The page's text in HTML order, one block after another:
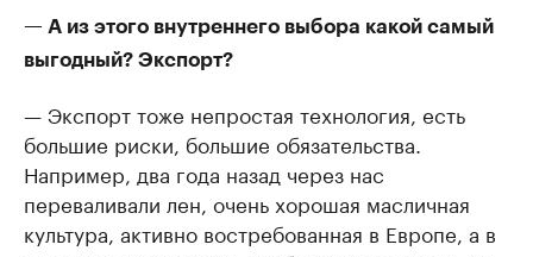
— А из этого внутреннего выбора какой самый
выгодный? Экспорт?
— Экспорт тоже непростая технология, есть
большие риски, большие обязательства.
Например, два года назад через нас
переваливали лен, очень хорошая масличная
культура, активно востребованная в Европе, а в